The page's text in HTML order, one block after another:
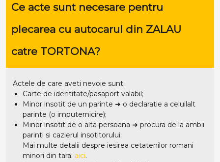
Ce acte sunt necesare pentru
plecarea cu autocarul din ZALAU
catre TORTONA?
Actele de care aveti nevoie sunt:
Carte de identitate/pasaport valabil;
Minor insotit de un parinte ➜ o declaratie a celuilalt
parinte (o imputernicire);
Minor insotit de o alta persoana ➜ procura de la ambii
parinti si cazierul insotitorului;
Mai multe detalii despre iesirea cetatenilor romani
minori din tara: aici.